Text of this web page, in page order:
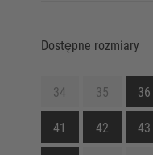
Dostępne rozmiary
34 35 36
41 42 43